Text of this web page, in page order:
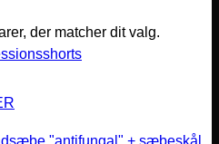
der matcher dit valg.